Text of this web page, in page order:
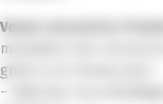
Venez rencontrer
mutualiser des
grâce à un réseau pour :
– Valoriser vos